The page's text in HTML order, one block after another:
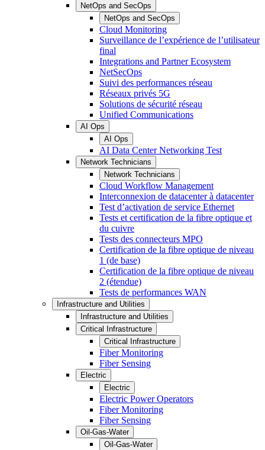
NetOps and SecOps
NetOps and SecOps
Cloud Monitoring
Surveillance de l’expérience de l’utilisateur
final
Integrations and Partner Ecosystem
NetSecOps
Suivi des performances réseau
Réseaux privés 5G
Solutions de sécurité réseau
Unified Communications
AI Ops
AI Ops
AI Data Center Networking Test
Network Technicians
Network Technicians
Cloud Workflow Management
Interconnexion de datacenter à datacenter
Test d’activation de service Ethernet
Tests et certification de la fibre optique et
du cuivre
Tests des connecteurs MPO
Certification de la fibre optique de niveau
1 (de base)
Certification de la fibre optique de niveau
2 (étendue)
Tests de performances WAN
Infrastructure and Utilities
Infrastructure and Utilities
Critical Infrastructure
Critical Infrastructure
Fiber Monitoring
Fiber Sensing
Electric
Electric
Electric Power Operators
Fiber Monitoring
Fiber Sensing
Oil-Gas-Water
Oil-Gas-Water